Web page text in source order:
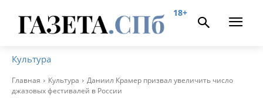
18+
Культура
Главная Культура
Даниил Крамер призвал увеличить число
джазовых фестивалей в России